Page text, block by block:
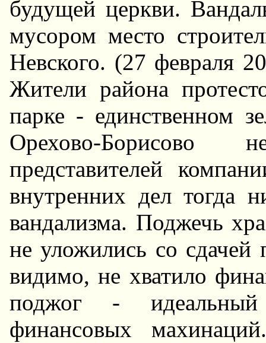
будущей церкви.
мусором место
Hевского. (27 февраля
Жители района
парке - единственном
Орехово-
представителей
внутренних дел тогда
вандализма. Поджечь
не уложились со сдачей
видимо, не хватило
поджог -
финансовых